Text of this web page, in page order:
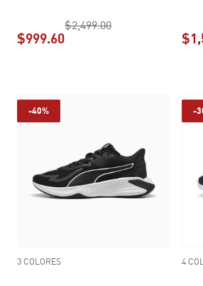
$2,499.00precio original
$999.60
-40%
3 COLORES
-
4